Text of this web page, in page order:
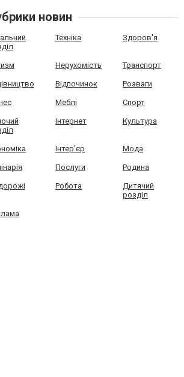
новин
Техніка Здоров'я
Нерухомість Транспорт
Відпочинок Розваги
Меблі Спорт
Інтернет Культура
Інтер'єр Мода
Послуги Родина
Робота
Дитячий
розділ